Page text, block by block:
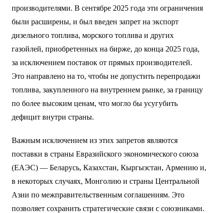
производителями. В сентябре 2025 года эти ограничения
были расширены, и был введен запрет на экспорт
дизельного топлива, морского топлива и других
газойлей, приобретенных на бирже, до конца 2025 года,
за исключением поставок от прямых производителей.
Это направлено на то, чтобы не допустить перепродажи
топлива, закупленного на внутреннем рынке, за границу
по более высоким ценам, что могло бы усугубить
дефицит внутри страны.
Важным исключением из этих запретов являются
поставки в страны Евразийского экономического союза
(ЕАЭС) — Беларусь, Казахстан, Кыргызстан, Армению и,
в некоторых случаях, Монголию и страны Центральной
Азии по межправительственным соглашениям. Это
позволяет сохранить стратегические связи с союзниками.